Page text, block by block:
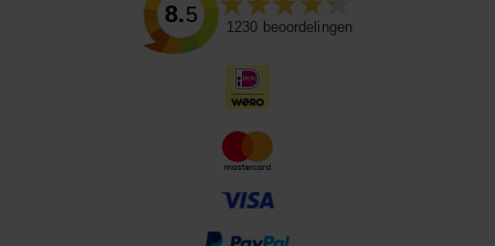
8.5
1230 beoordelingen